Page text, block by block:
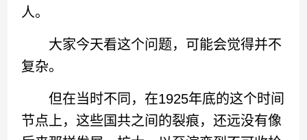
人。
大家今天看这个问题，可能会觉得并不
复杂。
但在当时不同，在1925年底的这个时间
节点上，这些国共之间的裂痕，还远没有像